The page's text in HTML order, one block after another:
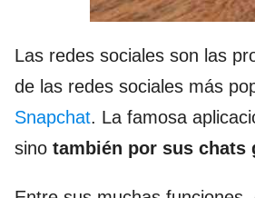
Las redes sociales son las
de las redes sociales más
Snapchat. La famosa
sino también por sus chats